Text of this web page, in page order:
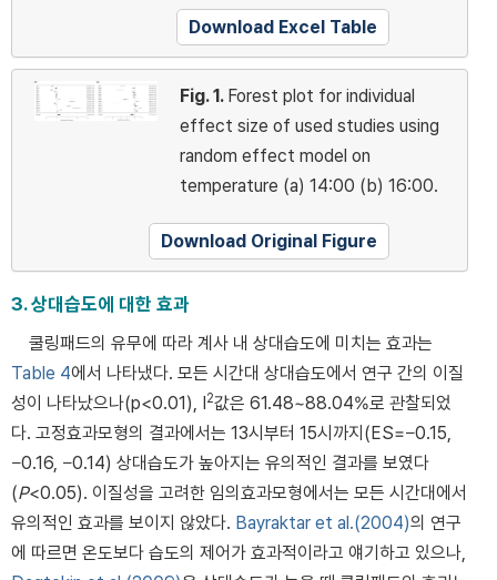
Download Excel Table
Fig. 1. Forest plot for individual
effect size of used studies using
random effect model on
temperature (a) 14:00 (b) 16:00.
Download Original Figure
3. 상대습도에 대한 효과
쿨링패드의 유무에 따라 계사 내 상대습도에 미치는 효과는
Table 4에서 나타냈다. 모든 시간대 상대습도에서 연구 간의 이질
성이 나타났으나(p<0.01), I2값은 61.48~88.04%로 관찰되었
다. 고정효과모형의 결과에서는 13시부터 15시까지(ES=−0.15,
−0.16, −0.14) 상대습도가 높아지는 유의적인 결과를 보였다
(P<0.05). 이질성을 고려한 임의효과모형에서는 모든 시간대에서
유의적인 효과를 보이지 않았다. Bayraktar et al.(2004)의 연구
에 따르면 온도보다 습도의 제어가 효과적이라고 얘기하고 있으나,